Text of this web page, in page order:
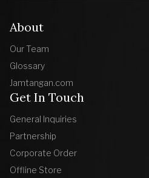
About
Our Team
Glossary
Jamtangan.com
Get In Touch
General Inquiries
Partnership
Corporate Order
Offline Store